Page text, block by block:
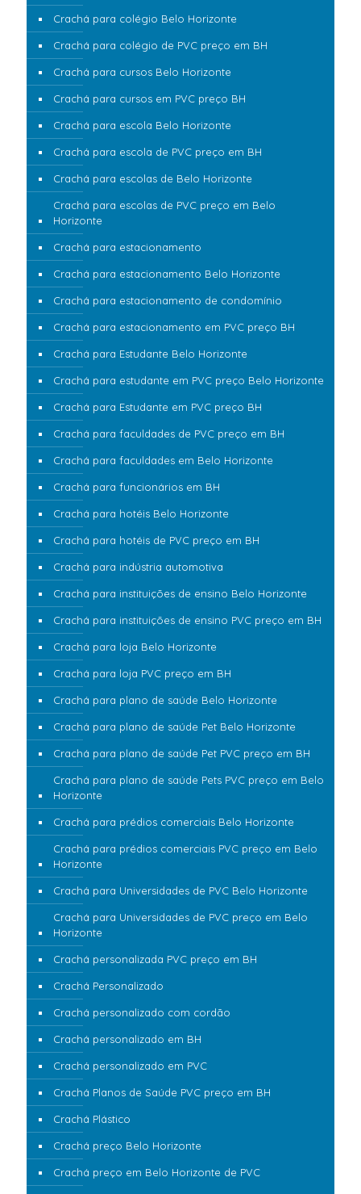
Crachá para colégio Belo Horizonte
Crachá para colégio de PVC preço em BH
Crachá para cursos Belo Horizonte
Crachá para cursos em PVC preço BH
Crachá para escola Belo Horizonte
Crachá para escola de PVC preço em BH
Crachá para escolas de Belo Horizonte
Crachá para escolas de PVC preço em Belo
Horizonte
Crachá para estacionamento
Crachá para estacionamento Belo Horizonte
Crachá para estacionamento de condomínio
Crachá para estacionamento em PVC preço BH
Crachá para Estudante Belo Horizonte
Crachá para estudante em PVC preço Belo Horizonte
Crachá para Estudante em PVC preço BH
Crachá para faculdades de PVC preço em BH
Crachá para faculdades em Belo Horizonte
Crachá para funcionários em BH
Crachá para hotéis Belo Horizonte
Crachá para hotéis de PVC preço em BH
Crachá para indústria automotiva
Crachá para instituições de ensino Belo Horizonte
Crachá para instituições de ensino PVC preço em BH
Crachá para loja Belo Horizonte
Crachá para loja PVC preço em BH
Crachá para plano de saúde Belo Horizonte
Crachá para plano de saúde Pet Belo Horizonte
Crachá para plano de saúde Pet PVC preço em BH
Crachá para plano de saúde Pets PVC preço em Belo
Horizonte
Crachá para prédios comerciais Belo Horizonte
Crachá para prédios comerciais PVC preço em Belo
Horizonte
Crachá para Universidades de PVC Belo Horizonte
Crachá para Universidades de PVC preço em Belo
Horizonte
Crachá personalizada PVC preço em BH
Crachá Personalizado
Crachá personalizado com cordão
Crachá personalizado em BH
Crachá personalizado em PVC
Crachá Planos de Saúde PVC preço em BH
Crachá Plástico
Crachá preço Belo Horizonte
Crachá preço em Belo Horizonte de PVC